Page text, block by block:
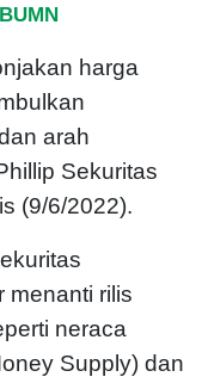
harga
arah
Sekuritas
(9/6/2022).
menanti rilis
neraca
Supply) dan